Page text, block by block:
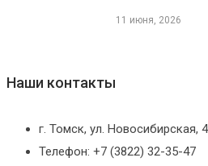
11 июня, 2026
Наши контакты
г. Томск, ул. Новосибирская,
Телефон: +7 (3822) 32-35-47